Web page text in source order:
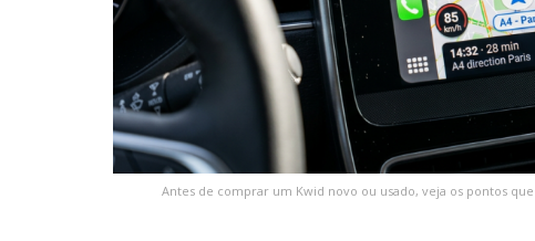
Antes de comprar um Kwid novo ou usado, veja os pontos